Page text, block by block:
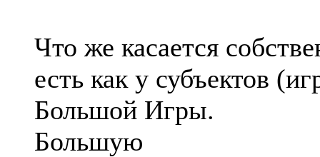
Что же касается
есть как у субъектов
Большой Игры.
Большую